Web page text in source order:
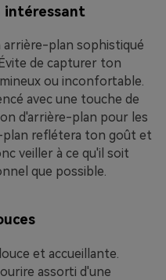
intéressant
plan sophistiqué
de capturer ton
ou inconfortable.
avec une touche de
d'arrière-plan pour les
reflétera ton goût et
veiller à ce qu'il soit
que possible.
et accueillante.
assorti d'une